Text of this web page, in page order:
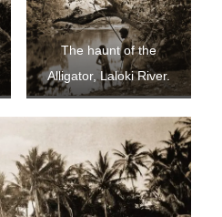
The haunt of the
Alligator, Laloki River.